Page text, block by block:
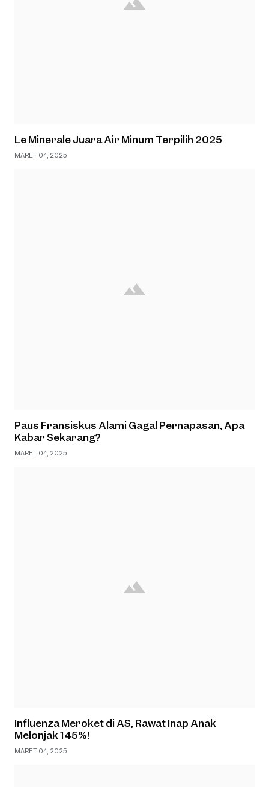
Le Minerale Juara Air Minum Terpilih 2025
MARET 04, 2025
Paus Fransiskus Alami Gagal Pernapasan, Apa
Kabar Sekarang?
MARET 04, 2025
Influenza Meroket di AS, Rawat Inap Anak
Melonjak 145%!
MARET 04, 2025